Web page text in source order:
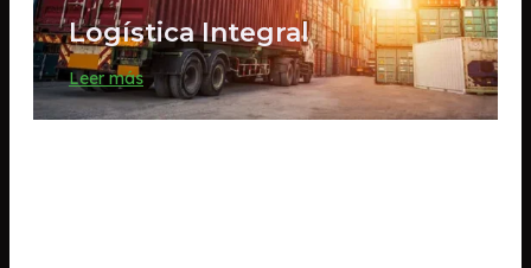
Logística Integral
Leer más